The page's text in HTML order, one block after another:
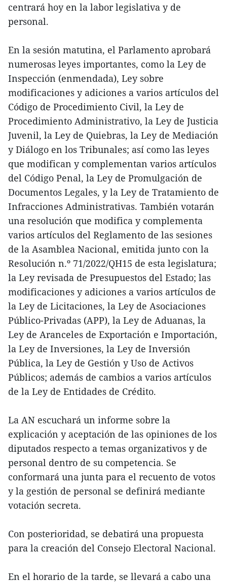
centrará hoy en la labor legislativa y de
personal.
En la sesión matutina, el Parlamento aprobará
numerosas leyes importantes, como la Ley de
Inspección (enmendada), Ley sobre
modificaciones y adiciones a varios artículos del
Código de Procedimiento Civil, la Ley de
Procedimiento Administrativo, la Ley de Justicia
Juvenil, la Ley de Quiebras, la Ley de Mediación
y Diálogo en los Tribunales; así como las leyes
que modifican y complementan varios artículos
del Código Penal, la Ley de Promulgación de
Documentos Legales, y la Ley de Tratamiento de
Infracciones Administrativas. También votarán
una resolución que modifica y complementa
varios artículos del Reglamento de las sesiones
de la Asamblea Nacional, emitida junto con la
Resolución n.º 71/2022/QH15 de esta legislatura;
la Ley revisada de Presupuestos del Estado; las
modificaciones y adiciones a varios artículos de
la Ley de Licitaciones, la Ley de Asociaciones
Público-Privadas (APP), la Ley de Aduanas, la
Ley de Aranceles de Exportación e Importación,
la Ley de Inversiones, la Ley de Inversión
Pública, la Ley de Gestión y Uso de Activos
Públicos; además de cambios a varios artículos
de la Ley de Entidades de Crédito.
La AN escuchará un informe sobre la
explicación y aceptación de las opiniones de los
diputados respecto a temas organizativos y de
personal dentro de su competencia. Se
conformará una junta para el recuento de votos
y la gestión de personal se definirá mediante
votación secreta.
Con posterioridad, se debatirá una propuesta
para la creación del Consejo Electoral Nacional.
En el horario de la tarde, se llevará a cabo una